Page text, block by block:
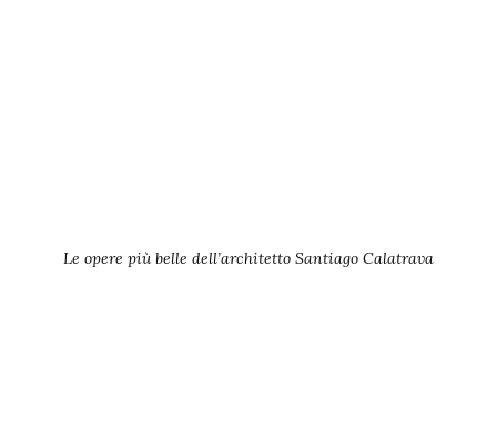
Le opere più belle dell’architetto Santiago Calatrava